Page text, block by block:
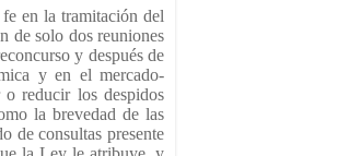
en la tramitación del
de solo dos reuniones
y después de
y en el mercado-
reducir los despidos
la brevedad de las
de consultas presente